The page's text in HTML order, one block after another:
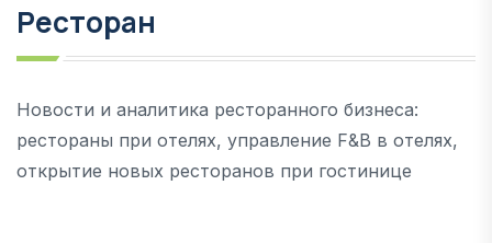
Ресторан
Новости и аналитика ресторанного бизнеса:
рестораны при отелях, управление F&B в отелях,
открытие новых ресторанов при гостинице